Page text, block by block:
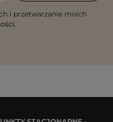
i przetwarzanie moich
.